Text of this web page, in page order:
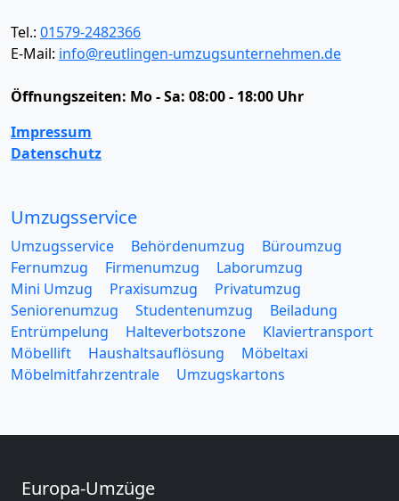
Tel.: 01579-2482366
E-Mail: info@reutlingen-umzugsunternehmen.de
Öffnungszeiten: Mo - Sa: 08:00 - 18:00 Uhr
Impressum
Datenschutz
Umzugsservice
Umzugsservice Behördenumzug
Büroumzug
Fernumzug
Firmenumzug
Laborumzug
Mini Umzug
Praxisumzug
Privatumzug
Seniorenumzug
Studentenumzug
Beiladung
Entrümpelung
Halteverbotszone
Klaviertransport
Möbellift
Haushaltsauflösung
Möbeltaxi
Möbelmitfahrzentrale
Umzugskartons
Europa-Umzüge